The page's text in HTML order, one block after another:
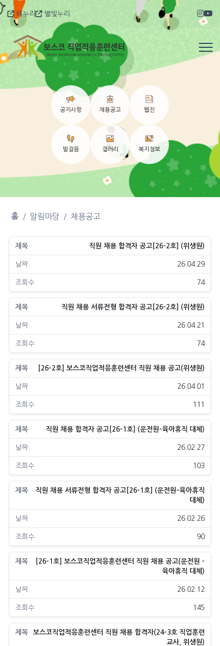
해누리 별빛누리
공지사항 채용공고 웹진
발걸음 갤러리 복지정보
홈 알림마당 채용공고
직원 채용 합격자 공고[26-2호] (위생원)
26.04.29
74
직원 채용 서류전형 합격자 공고[26-2호] (위생원)
26.04.21
74
[26-2호] 보스코직업적응훈련센터 직원 채용 공고(위생원)
26.04.01
111
직원 채용 합격자 공고[26-1호] (운전원-육아휴직 대체)
26.02.27
103
직원 채용 서류전형 합격자 공고[26-1호] (운전원-육아휴직
대체)
26.02.26
90
[26-1호] 보스코직업적응훈련센터 직원 채용 공고(운전원 -
육아휴직 대체)
26.02.12
145
보스코직업적응훈련센터 직원 채용 합격자(24-3호 직업훈련
교사, 위생원)